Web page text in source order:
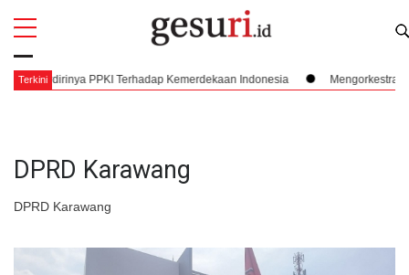
Terkini
PPKI Terhadap Kemerdekaan Indonesia Mengorkestrasi Faksi,
DPRD Karawang
DPRD Karawang
All